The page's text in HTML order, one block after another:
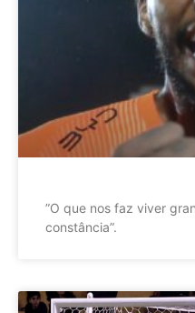
”O que nos faz viver
constância”.